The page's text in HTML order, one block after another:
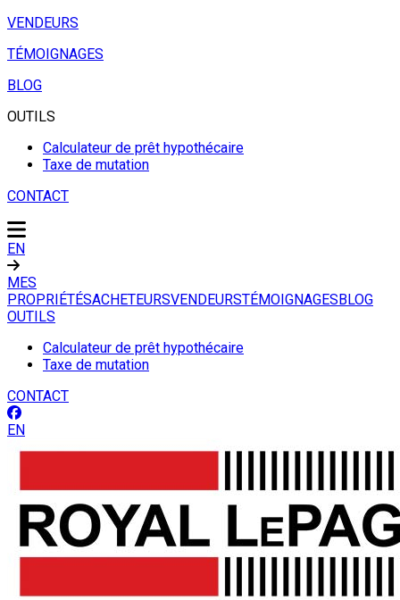
VENDEURS
TÉMOIGNAGES
BLOG
OUTILS
Calculateur de prêt hypothécaire
Taxe de mutation
CONTACT
EN
MES
PROPRIÉTÉSACHETEURSVENDEURSTÉMOIGNAGESBLOG
OUTILS
Calculateur de prêt hypothécaire
Taxe de mutation
CONTACT
EN